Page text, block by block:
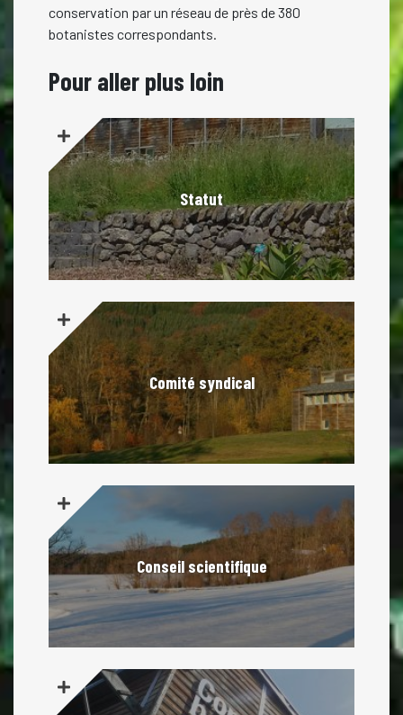
conservation par un réseau de près de 380
botanistes correspondants.
Pour aller plus loin
Statut
Comité syndical
Conseil scientifique